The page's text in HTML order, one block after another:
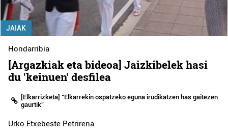
JAIAK
Hondarribia
[Argazkiak eta bideoa] Jaizkibelek hasi
du 'keinuen' desfilea
[Elkarrizketa] “Elkarrekin ospatzeko eguna irudikatzen has gaitezen
gaurtik”
Urko Etxebeste Petrirena